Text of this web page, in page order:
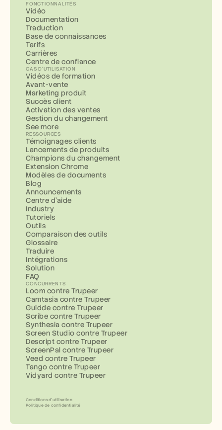
FONCTIONNALITÉS
Vidéo
Documentation
Traduction
Base de connaissances
Tarifs
Carrières
Centre de confiance
CAS D'UTILISATION
Vidéos de formation
Avant-vente
Marketing produit
Succès client
Activation des ventes
Gestion du changement
See more
RESSOURCES
Témoignages clients
Lancements de produits
Champions du changement
Extension Chrome
Modèles de documents
Blog
Announcements
Centre d'aide
Industry
Tutoriels
Outils
Comparaison des outils
Glossaire
Traduire
Intégrations
Solution
FAQ
CONCURRENTS
Loom contre Trupeer
Camtasia contre Trupeer
Guidde contre Trupeer
Scribe contre Trupeer
Synthesia contre Trupeer
Screen Studio contre Trupeer
Descript contre Trupeer
ScreenPal contre Trupeer
Veed contre Trupeer
Tango contre Trupeer
Vidyard contre Trupeer
Conditions d’utilisation
Politique de confidentialité